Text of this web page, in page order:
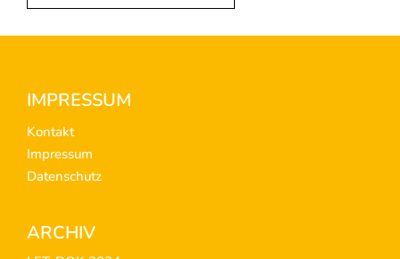
Footer
IMPRESSUM
Kontakt
Impressum
Datenschutz
ARCHIV